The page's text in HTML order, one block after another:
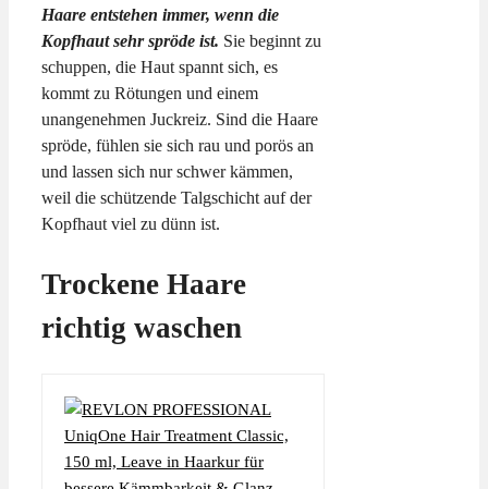
Haare entstehen immer, wenn die
Kopfhaut sehr spröde ist. Sie beginnt zu
schuppen, die Haut spannt sich, es
kommt zu Rötungen und einem
unangenehmen Juckreiz. Sind die Haare
spröde, fühlen sie sich rau und porös an
und lassen sich nur schwer kämmen,
weil die schützende Talgschicht auf der
Kopfhaut viel zu dünn ist.
Trockene Haare
richtig waschen